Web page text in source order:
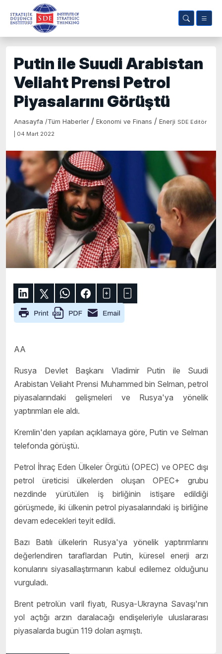
Putin ile Suudi Arabistan
Veliaht Prensi Petrol
Piyasalarını Görüştü
Anasayfa /Tüm Haberler / Ekonomi ve Finans / Enerji SDE Editör
| 04 Mart 2022
AA
Rusya Devlet Başkanı Vladimir Putin ile Suudi
Arabistan Veliaht Prensi Muhammed bin Selman, petrol
piyasalarındaki gelişmeleri ve Rusya'ya yönelik
yaptırımları ele aldı.
Kremlin'den yapılan açıklamaya göre, Putin ve Selman
telefonda görüştü.
Petrol İhraç Eden Ülkeler Örgütü (OPEC) ve OPEC dışı
petrol üreticisi ülkelerden oluşan OPEC+ grubu
nezdinde yürütülen iş birliğinin istişare edildiği
görüşmede, iki ülkenin petrol piyasalarındaki iş birliğine
devam edecekleri teyit edildi.
Bazı Batılı ülkelerin Rusya'ya yönelik yaptırımlarını
değerlendiren taraflardan Putin, küresel enerji arzı
konularını siyasallaştırmanın kabul edilemez olduğunu
vurguladı.
Brent petrolün varil fiyatı, Rusya-Ukrayna Savaşı'nın
yol açtığı arzın daralacağı endişeleriyle uluslararası
piyasalarda bugün 119 doları aşmıştı.